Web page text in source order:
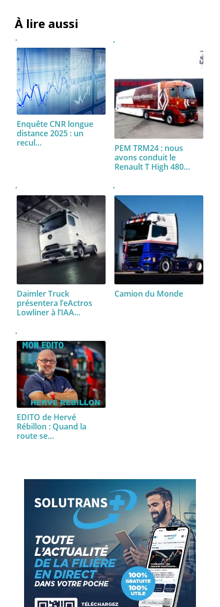
À lire aussi
Enquête CNR longue
distance 2025 : un
recul…
PEM TRM24 : nous
avons conduit le
Renault T High 480…
Daimler Truck
présentera l’eActros
Lowliner à l’IAA…
Camion du Monde
EDITO de Hervé
Rébillon : Quand la
route se…